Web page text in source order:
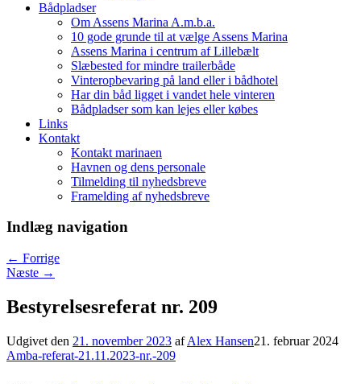
Bådpladser
Om Assens Marina A.m.b.a.
10 gode grunde til at vælge Assens Marina
Assens Marina i centrum af Lillebælt
Slæbested for mindre trailerbåde
Vinteropbevaring på land eller i bådhotel
Har din båd ligget i vandet hele vinteren
Bådpladser som kan lejes eller købes
Links
Kontakt
Kontakt marinaen
Havnen og dens personale
Tilmelding til nyhedsbreve
Framelding af nyhedsbreve
Indlæg navigation
← Forrige
Næste →
Bestyrelsesreferat nr. 209
Udgivet den 21. november 2023 afAlex Hansen21. februar 2024
Amba-referat-21.11.2023-nr.-209